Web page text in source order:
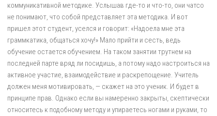
коммуникативной методике. Услышав где-то и что-то, они чатсо
не понимают, что собой представляет эта методика. И вот
пришел этот студент, уселся и говорит: «Надоела мне эта
граммкатика, общаться хочу!» Мало прийти и сесть, ведь
обучение остается обучением. На таком занятии трутнем на
последней парте вряд ли посидишь, а потому надо настроиться на
активное участие, взаимодействие и раскрепощение. Учитель
должен меня мотивировать, — скажет на это ученик. И будет в
принципе прав. Однако если вы намеренно закрыты, скептически
относитесь к подобному методу и упираетесь ногами и руками, то